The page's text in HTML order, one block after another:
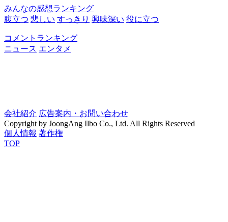
みんなの感想ランキング
腹立つ 悲しい すっきり 興味深い 役に立つ
コメントランキング
ニュース エンタメ
会社紹介 広告案内・お問い合わせ
Copyright by JoongAng Ilbo Co., Ltd. All Rights Reserved
個人情報 著作権
TOP